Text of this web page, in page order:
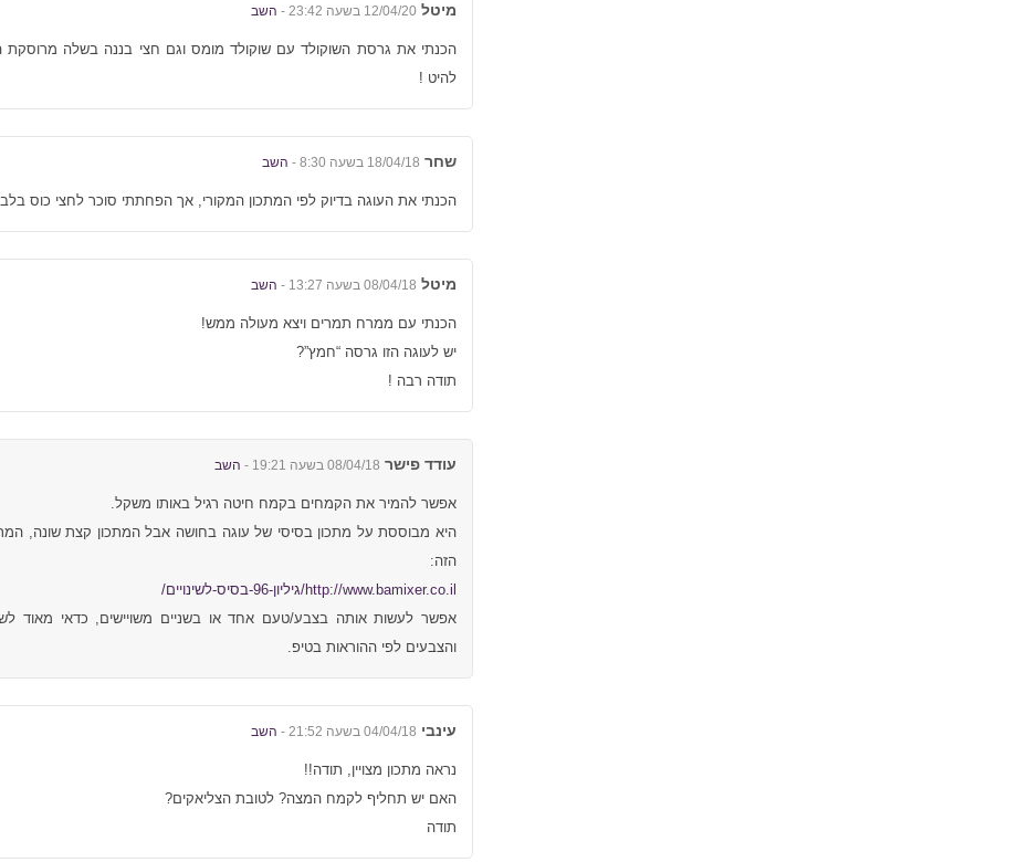
מיטל 12/04/20 בשעה 23:42 - השב
הכנתי את גרסת השוקולד עם שוקולד מומס וגם חצי בננה בשלה מרוסקת
להיט !
שחר 18/04/18 בשעה 8:30 - השב
הכנתי את העוגה בדיוק לפי המתכון המקורי, אך הפחתתי סוכר לחצי כוס
מיטל 08/04/18 בשעה 13:27 - השב
הכנתי עם ממרח תמרים ויצא מעולה ממש!
יש לעוגה הזו גרסה “חמץ”?
תודה רבה !
עודד פישר 08/04/18 בשעה 19:21 - השב
אפשר להמיר את הקמחים בקמח חיטה רגיל באותו משקל.
היא מבוססת על מתכון בסיסי של עוגה בחושה אבל המתכון קצת שונה,
הזה:
http://www.bamixer.co.il/גיליון-96-בסיס-לשינויים/
אפשר לעשות אותה בצבע/טעם אחד או בשניים משויישים, כדאי מאוד
והצבעים לפי ההוראות בטיפ.
עינבי 04/04/18 בשעה 21:52 - השב
נראה מתכון מצויין, תודה!!
האם יש תחליף לקמח המצה? לטובת הצליאקים?
תודה